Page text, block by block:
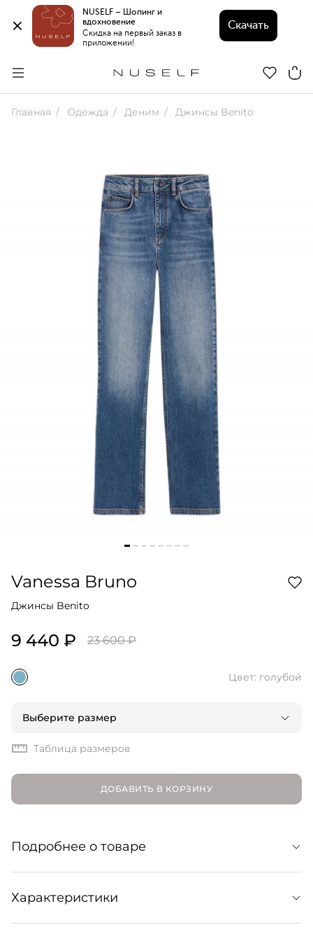
NUSELF – Шопинг и
вдохновение
Скидка на первый заказ в
приложении!
Скачать
Главная Одежда Деним Джинсы Benito
Vanessa Bruno
Джинсы Benito
9 440 ₽ 23 600 ₽
Цвет: голубой
Выберите размер
Таблица размеров
ДОБАВИТЬ В КОРЗИНУ
Подробнее о товаре
Классические джинсы прямого кроя из сине-серого
денима. Комфортная вневременная модель, созданная,
чтобы стать незаменимым спутником ваших
Характеристики